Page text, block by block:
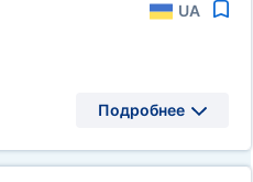
UA
Подробнее